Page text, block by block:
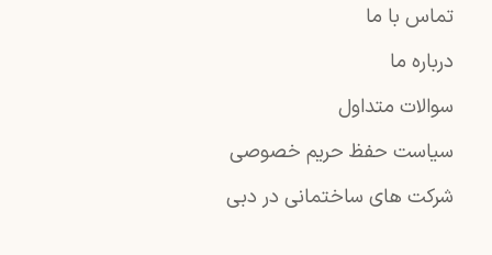
تماس با ما
درباره ما
سوالات متداول
سیاست حفظ حریم خصوصی
شرکت های ساختمانی در دبی